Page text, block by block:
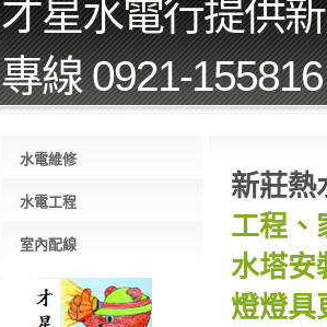
才星水電行提供
專線 0921-155816
水電維修
水電工程
室內配線
新莊
工程、
水塔安
燈燈具